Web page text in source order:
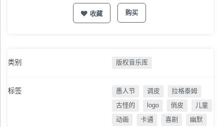
收藏 购买
类别 版权音乐库
标签 愚人节 调皮
拉格泰姆
古怪的
logo 俏皮
儿童
动画
卡通 喜剧
幽默